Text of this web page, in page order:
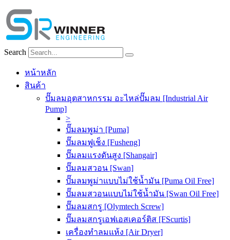
Skip
to
content
Search
หน้าหลัก
สินค้า
ปั๊มลมอุตสาหกรรม อะไหล่ปั๊มลม [Industrial Air
Pump]
>
ปั๊มลมพูม่า [Puma]
ปั๊มลมฟูเช็ง [Fusheng]
ปั๊มลมแรงดันสูง [Shangair]
ปั๊มลมสวอน [Swan]
ปั๊มลมพูม่าแบบไม่ใช้น้ำมัน [Puma Oil Free]
ปั๊มลมสวอนแบบไม่ใช้น้ำมัน [Swan Oil Free]
ปั๊มลมสกรู [Olymtech Screw]
ปั๊มลมสกรูเอฟเอสเคอร์ติส [FScurtis]
เครื่องทำลมแห้ง [Air Dryer]